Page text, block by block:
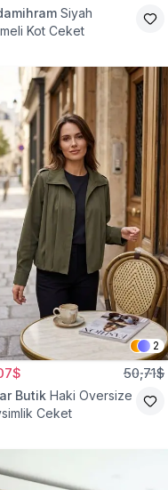
Siyah
Kot Ceket
2
50,71$
Butik Haki Oversize
Ceket